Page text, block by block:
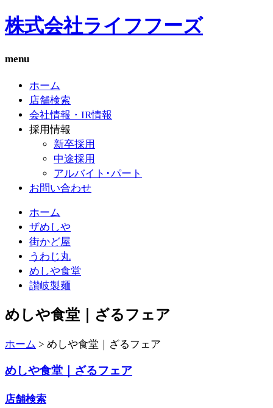
株式会社ライフフーズ
menu
ホーム
店舗検索
会社情報・IR情報
採用情報
新卒採用
中途採用
アルバイト･パート
お問い合わせ
ホーム
ザめしや
街かど屋
うわじ丸
めしや食堂
讃岐製麺
めしや食堂｜ざるフェア
ホーム > めしや食堂｜ざるフェア
めしや食堂｜ざるフェア
店舗検索